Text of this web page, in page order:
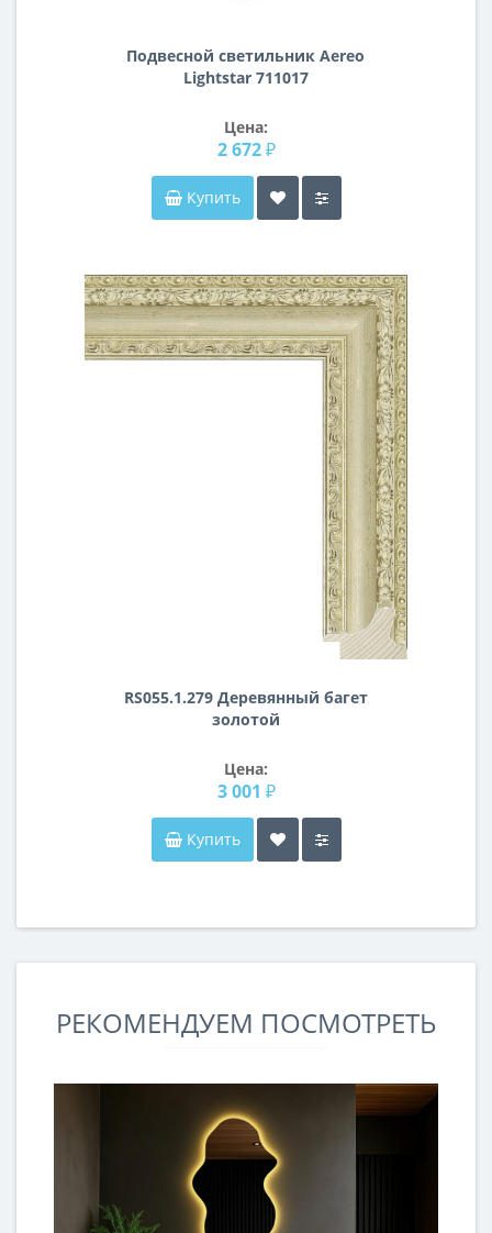
Подвесной светильник Aereo
Lightstar 711017
Цена:
2 672 ₽
Купить
RS055.1.279 Деревянный багет
золотой
Цена:
3 001 ₽
Купить
РЕКОМЕНДУЕМ ПОСМОТРЕТЬ